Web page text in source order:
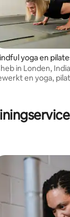
yoga en
in Londen,
en yoga,